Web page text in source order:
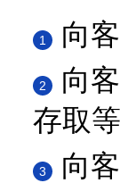
1 向
2
向
存取
3
向